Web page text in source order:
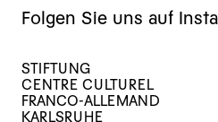
Folgen Sie uns auf
STIFTUNG
CENTRE CULTUREL
FRANCO-ALLEMAND
KARLSRUHE